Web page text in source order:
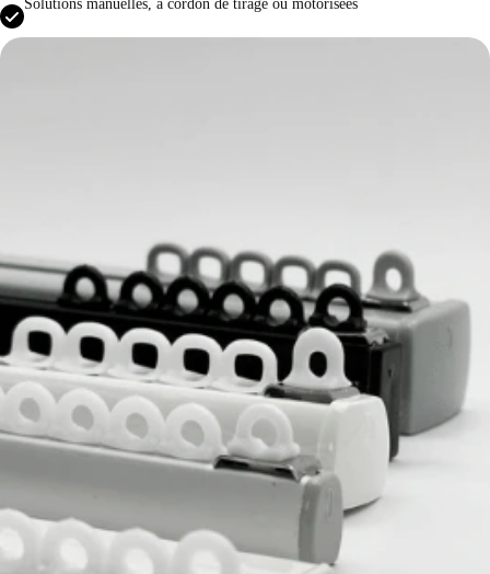
Solutions manuelles, à cordon de tirage ou motorisées